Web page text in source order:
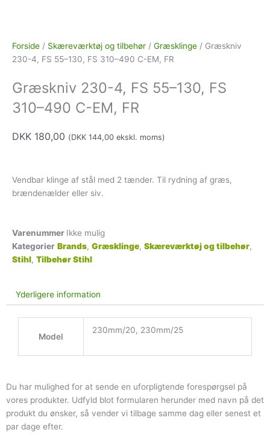
Forside / Skæreværktøj og tilbehør / Græsklinge / Græskniv
230-4, FS 55–130, FS 310–490 C-EM, FR
Græskniv 230-4, FS 55–130, FS
310–490 C-EM, FR
DKK 180,00 (DKK 144,00 ekskl. moms)
Vendbar klinge af stål med 2 tænder. Til rydning af græs,
brændenælder eller siv.
Varenummer Ikke mulig
Kategorier Brands, Græsklinge, Skæreværktøj og tilbehør,
Stihl, Tilbehør Stihl
Yderligere information
Model
230mm/20, 230mm/25
Du har mulighed for at sende en uforpligtende forespørgsel på
vores produkter. Udfyld blot formularen herunder med navn på det
produkt du ønsker, så vender vi tilbage samme dag eller senest et
par dage efter.